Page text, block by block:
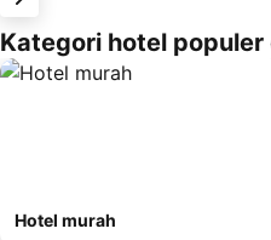
Kategori hotel
Hotel murah